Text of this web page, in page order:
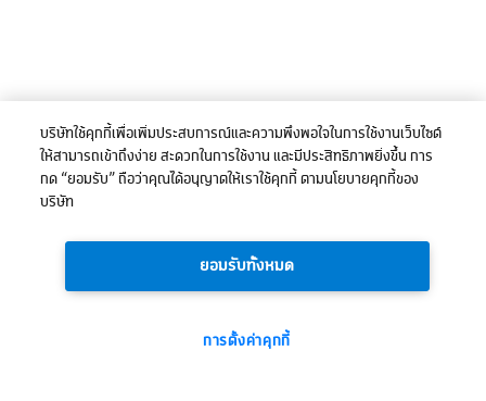
บริษัทใช้คุกกี้เพื่อเพิ่มประสบการณ์และความพึงพอใจในการใช้งานเว็บไซต์
ให้สามารถเข้าถึงง่าย สะดวกในการใช้งาน และมีประสิทธิภาพยิ่งขึ้น การ
กด “ยอมรับ” ถือว่าคุณได้อนุญาตให้เราใช้คุกกี้ ตามนโยบายคุกกี้ของ
บริษัท
ยอมรับทั้งหมด
การตั้งค่าคุกกี้